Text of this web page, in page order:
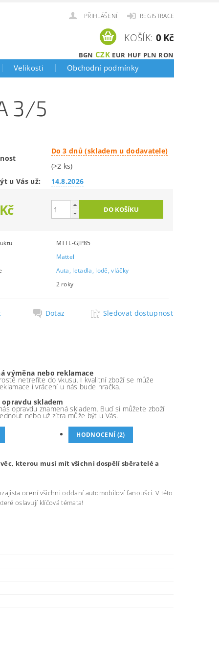
PŘIHLÁŠENÍ REGISTRACE
BGN CZK EUR HUF PLN RON
KOŠÍK: 0 Kč
Velikosti Obchodní podmínky
3/5
Do 3 dnů (skladem u dodavatele)
(>2 ks)
u Vás už:
14.8.2026
MTTL-GJP85
Mattel
Auta, letadla, lodě, vláčky
2 roky
Dotaz Sledovat dostupnost
výměna nebo reklamace
netrefíte do vkusu. I kvalitní zboží se může
i vrácení u nás bude hračka.
opravdu skladem
opravdu znamená skladem. Buď si můžete zboží
nebo už zítra může být u Vás.
HODNOCENÍ (2)
kterou musí mít všichni dospělí sběratelé a
ocení všichni oddaní automobiloví fanoušci. V této
oslavují klíčová témata!